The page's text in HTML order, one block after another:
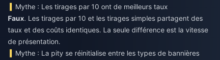
Mythe : Les tirages par 10 ont de meilleurs taux
Faux. Les tirages par 10 et les tirages simples partagent des
taux et des coûts identiques. La seule différence est la vitesse
de présentation.
Mythe : La pity se réinitialise entre les types de bannières